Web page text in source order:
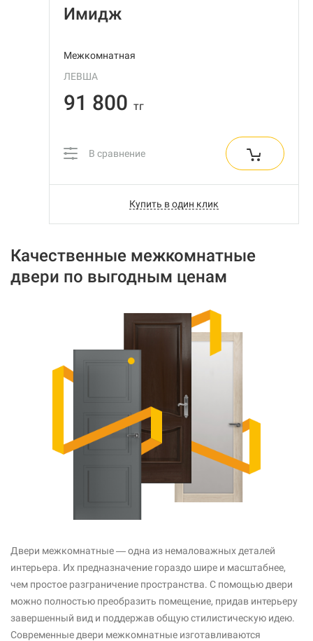
Имидж
Межкомнатная
ЛЕВША
91 800 тг
В сравнение
Купить в один клик
Качественные межкомнатные
двери по выгодным ценам
Двери межкомнатные — одна из немаловажных деталей
интерьера. Их предназначение гораздо шире и масштабнее,
чем простое разграничение пространства. С помощью двери
можно полностью преобразить помещение, придав интерьеру
завершенный вид и поддержав общую стилистическую идею.
Современные двери межкомнатные изготавливаются